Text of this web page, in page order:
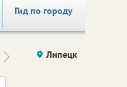
Гид по городу
Здоровье компаний (на
правах
Липецк